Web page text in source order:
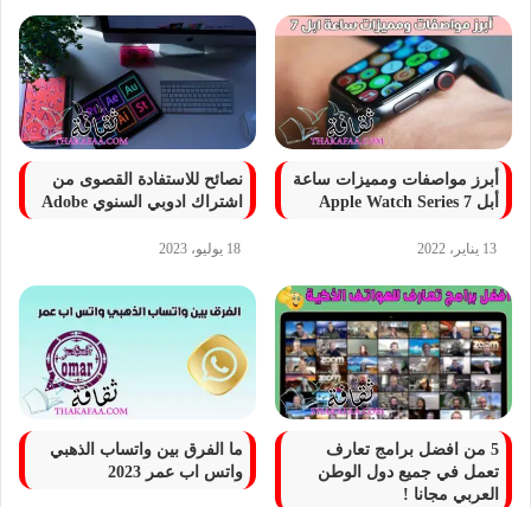
أبرز مواصفات ومميزات ساعة
أبل 7 Apple Watch Series
13 يناير، 2022
نصائح للاستفادة القصوى من
اشتراك ادوبي السنوي Adobe
18 يوليو، 2023
5 من افضل برامج تعارف
تعمل في جميع دول الوطن
العربي مجانا !
ما الفرق بين واتساب الذهبي
واتس اب عمر 2023